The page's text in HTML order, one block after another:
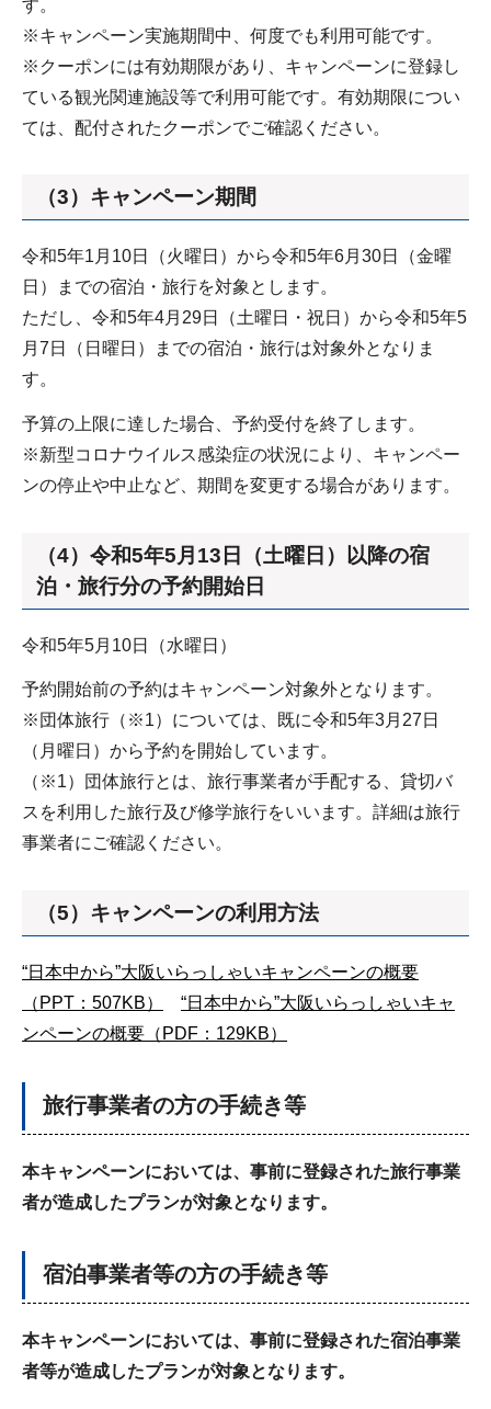
す。
※キャンペーン実施期間中、何度でも利用可能です。
※クーポンには有効期限があり、キャンペーンに登録し
ている観光関連施設等で利用可能です。有効期限につい
ては、配付されたクーポンでご確認ください。
（3）キャンペーン期間
令和5年1月10日（火曜日）から令和5年6月30日（金曜
日）までの宿泊・旅行を対象とします。
ただし、令和5年4月29日（土曜日・祝日）から令和5年5
月7日（日曜日）までの宿泊・旅行は対象外となりま
す。
予算の上限に達した場合、予約受付を終了します。
※新型コロナウイルス感染症の状況により、キャンペー
ンの停止や中止など、期間を変更する場合があります。
（4）令和5年5月13日（土曜日）以降の宿
泊・旅行分の予約開始日
令和5年5月10日（水曜日）
予約開始前の予約はキャンペーン対象外となります。
※団体旅行（※1）については、既に令和5年3月27日
（月曜日）から予約を開始しています。
（※1）団体旅行とは、旅行事業者が手配する、貸切バ
スを利用した旅行及び修学旅行をいいます。詳細は旅行
事業者にご確認ください。
（5）キャンペーンの利用方法
“日本中から”大阪いらっしゃいキャンペーンの概要
（PPT：507KB）
“日本中から”大阪いらっしゃいキャ
ンペーンの概要（PDF：129KB）
旅行事業者の方の手続き等
本キャンペーンにおいては、事前に登録された旅行事業
者が造成したプランが対象となります。
宿泊事業者等の方の手続き等
本キャンペーンにおいては、事前に登録された宿泊事業
者等が造成したプランが対象となります。